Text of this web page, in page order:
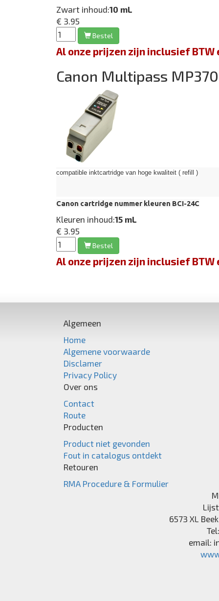
Zwart inhoud:10 mL
€ 3.95
Bestel
Al onze prijzen zijn inclusief
Canon Multipass MP370
compatible inktcartridge van hoge kwaliteit ( refill )
Canon cartridge nummer kleuren BCI-24C
Kleuren inhoud:15 mL
€ 3.95
Bestel
Al onze prijzen zijn inclusief
Algemeen
Home
Algemene voorwaarde
Disclamer
Privacy Policy
Over ons
Contact
Route
Producten
Product niet gevonden
Fout in catalogus ontdekt
Retouren
RMA Procedure & Formulier
6573 XL
email: